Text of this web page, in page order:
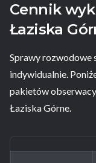
Cennik
Łaziska
Sprawy rozwodowe
indywidualnie.
pakietów
Łaziska Górne.